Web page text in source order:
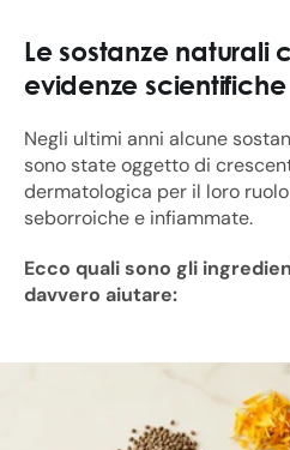
Le sostanze naturali
evidenze scientifiche
Negli ultimi anni alcune
sono state oggetto di
dermatologica per il loro
seborroiche e infiammate.
Ecco quali sono gli
davvero aiutare: